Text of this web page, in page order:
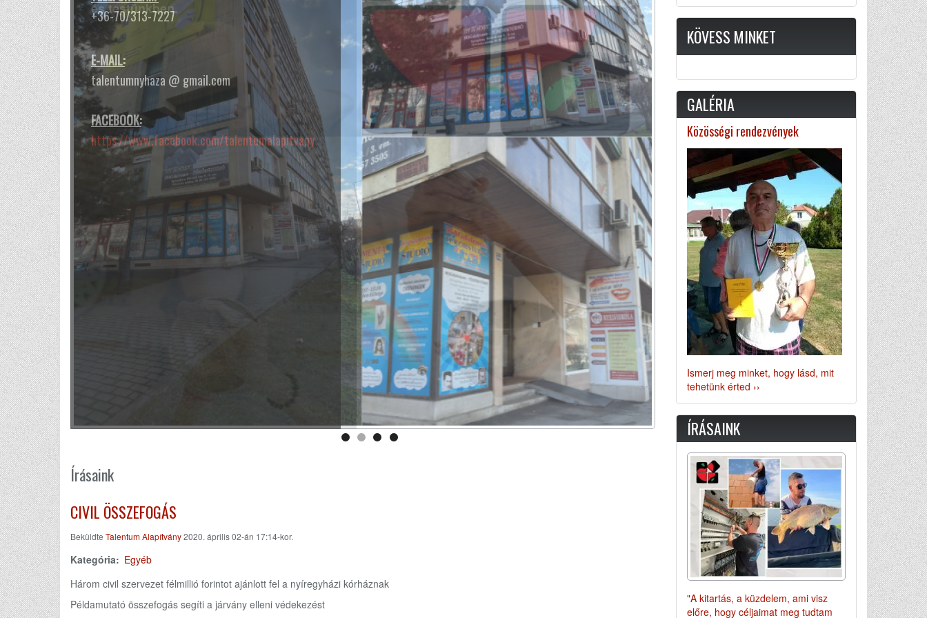
és testünkben.
Írásaink
CIVIL ÖSSZEFOGÁS
Beküldte Talentum Alapítvány2020. április 02-án 17:14-kor.
Kategória
Egyéb
Három civil szervezet félmillió forintot ajánlott fel a nyíregyházi kórháznak
Példamutató összefogás segíti a járvány elleni védekezést
KÖVESS MINKET
GALÉRIA
Közösségi rendezvények
Ismerj meg minket, hogy lásd, mit
tehetünk érted ››
ÍRÁSAINK
"A kitartás, a küzdelem, ami visz
előre, hogy céljaimat meg tudtam